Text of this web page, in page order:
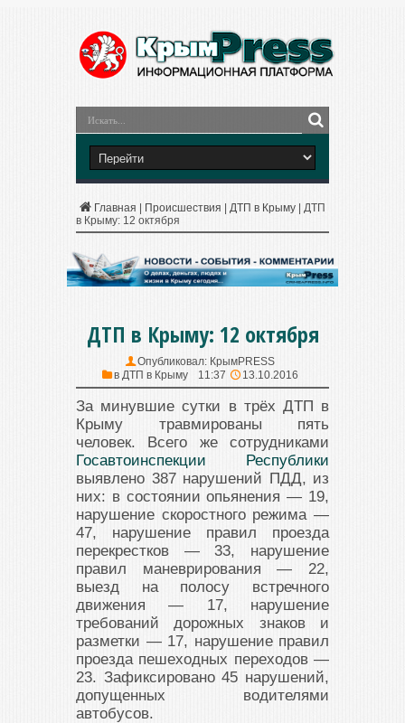
Главная Происшествия ДТП в Крыму
ДТП
в Крыму: 12 октября
ДТП в Крыму: 12 октября
Опубликовал: КрымPRESS
в ДТП в Крыму 11:37 13.10.2016
За минувшие сутки в трёх ДТП в
Крыму травмированы пять
человек. Всего же сотрудниками
Госавтоинспекции Республики
выявлено 387 нарушений ПДД, из
них: в состоянии опьянения — 19,
нарушение скоростного режима —
47, нарушение правил проезда
перекрестков — 33, нарушение
правил маневрирования — 22,
выезд на полосу встречного
движения — 17, нарушение
требований дорожных знаков и
разметки — 17, нарушение правил
проезда пешеходных переходов —
23. Зафиксировано 45 нарушений,
допущенных водителями
автобусов.